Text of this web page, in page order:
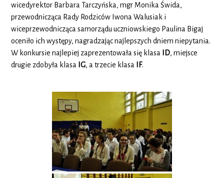
wicedyrektor Barbara Tarczyńska, mgr Monika Świda,
przewodnicząca Rady Rodziców Iwona Walusiak i
wiceprzewodnicząca samorządu uczniowskiego Paulina Bigaj
oceniło ich występy, nagradzając najlepszych dniem niepytania.
W konkursie najlepiej zaprezentowała się klasa ID, miejsce
drugie zdobyła klasa IG, a trzecie klasa IF.